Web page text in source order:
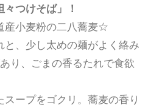
つけそば」！
産小麦粉の二八蕎麦☆
、少し太めの麺がよく絡み
り、ごまの香るたれで食欲
ープをゴクリ。蕎麦の香り